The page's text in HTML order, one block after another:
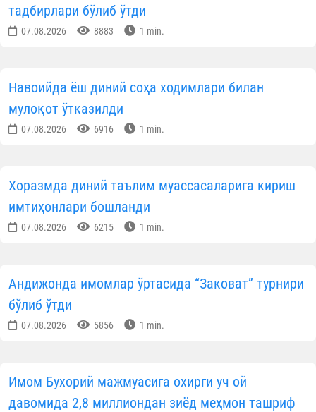
тадбирлари бўлиб ўтди
07.08.2026 8883 1 min.
Навоийда ёш диний соҳа ходимлари билан
мулоқот ўтказилди
07.08.2026 6916 1 min.
Хоразмда диний таълим муассасаларига кириш
имтиҳонлари бошланди
07.08.2026 6215 1 min.
Андижонда имомлар ўртасида “Заковат” турнири
бўлиб ўтди
07.08.2026 5856 1 min.
Имом Бухорий мажмуасига охирги уч ой
давомида 2,8 миллиондан зиёд меҳмон ташриф